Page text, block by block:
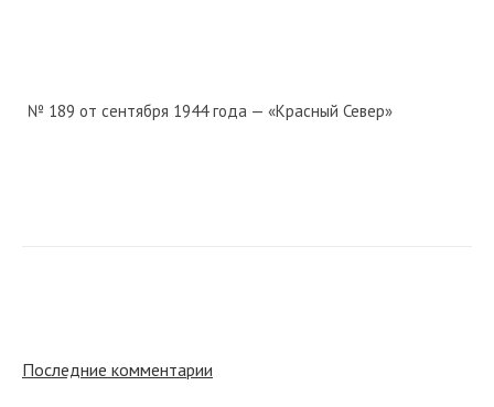
№ 189 от сентября 1944 года — «Красный Север»
Последние комментарии